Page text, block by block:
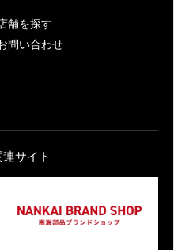
舗を探す
問い合わせ
サイト